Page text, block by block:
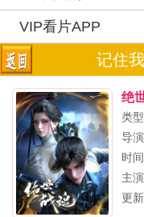
VIP看片APP
记住
绝
类
导演
时
主演
更